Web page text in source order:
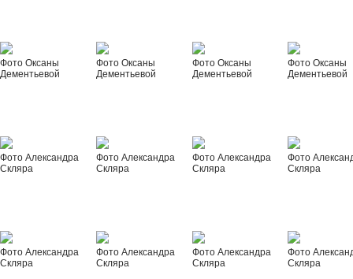
Фото Оксаны
Дементьевой
Фото Оксаны
Дементьевой
Фото Оксаны
Дементьевой
Фото Оксаны
Дементьевой
Фото Александра
Скляра
Фото Александра
Скляра
Фото Александра
Скляра
Фото
Скляра
Фото Александра
Скляра
Фото Александра
Скляра
Фото Александра
Скляра
Фото
Скляра